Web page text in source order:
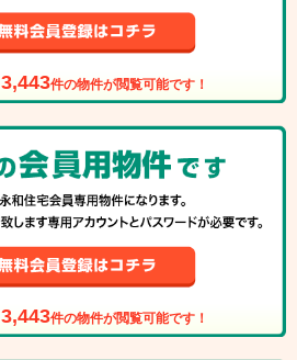
3,443件の物件が閲覧可能です！
3,443件の物件が閲覧可能です！